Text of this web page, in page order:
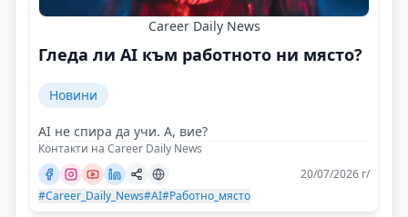
Career Daily News
Гледа ли AI към работното ни място?
Новини
AI не спира да учи. А, вие?
Контакти на Career Daily News
20/07/2026 г/
#Career_Daily_News#AI#Работно_място